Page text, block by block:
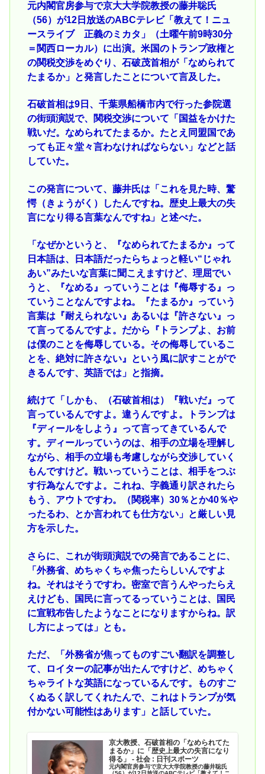
元内閣官房参与で京大大学院教授の藤井聡氏
（56）が12日放送のABCテレビ「教えて！ニュ
ースライブ 正義のミカタ」（土曜午前9時30分
＝関西ローカル）に出演。米国のトランプ政権と
の関税交渉をめぐり、石破茂首相が「なめられて
たまるか」と発言したことについて言及した。
石破首相は9日、千葉県船橋市内で行った参院選
の街頭演説で、関税交渉について「国益をかけた
戦いだ。なめられてたまるか。たとえ同盟国であ
っても正々堂々言わなければならない」などと話
していた。
この発言について、藤井氏は「これを見た時、驚
愕（きょうがく）したんですね。歴史上最大の失
言になり得る言葉なんですね」と述べた。
「なぜかというと、『なめられてたまるか』って
日本語は、日本語だったらちょっと軽い“じゃれ
あい”みたいな言葉に聞こえますけど、理屈でい
うと、『なめる』っていうことは『侮辱する』っ
ていうことなんですよね。『たまるか』っていう
言葉は『耐えられない』あるいは『許さない』っ
て言ってるんですよ。だから『トランプよ、お前
は僕のことを侮辱している。その侮辱しているこ
とを、絶対に許さない』という風に訳すことがで
きるんです、英語では」と指摘。
続けて「しかも、（石破首相は）『戦いだ』って
言っているんですよ。違うんですよ。トランプは
『ディールをしよう』って言ってきているんで
す。ディールっていうのは、相手の立場を理解し
ながら、相手の立場も考慮しながら交渉していく
もんですけど。戦いっていうことは、相手をつぶ
す行為なんですよ。これね、字義通り訳されたら
もう、アウトですわ。（関税率）30％とか40％や
ったるわ、とか言われても仕方ない」と厳しい見
方を示した。
さらに、これが街頭演説での発言であることに、
「外務省、めちゃくちゃ焦ったらしいんですよ
ね。それはそうですわ。密室で言うんやったらえ
えけども、国民に言ってるっていうことは、国民
に宣戦布告したようなことになりますからね。訳
し方によっては」とも。
ただ、「外務省が焦ってものすごい翻訳を調整し
て、ロイターの記事が出たんですけど、めちゃく
ちゃライトな英語になっているんです。ものすご
くぬるく訳してくれたんで、これはトランプが気
付かない可能性はあります」と話していた。
京大教授、石破首相の「なめられてた
まるか」に「歴史上最大の失言になり
得る」 - 社会 : 日刊スポーツ
元内閣官房参与で京大大学院教授の藤井聡氏